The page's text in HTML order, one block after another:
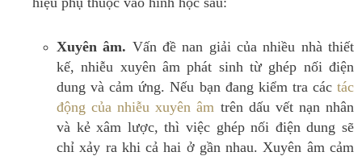
Xuyên âm. Vấn đề nan giải của nhiều nhà thiết
kế, nhiễu xuyên âm phát sinh từ ghép nối điện
dung và cảm ứng.Nếu bạn đang kiểm tra cáctác
động của nhiễu xuyên âm trên dấu vết nạn nhân
và kẻ xâm lược, thì việc ghép nối điện dung sẽ
chỉ xảy ra khi cả hai ở gần nhau. Xuyên âm cảm